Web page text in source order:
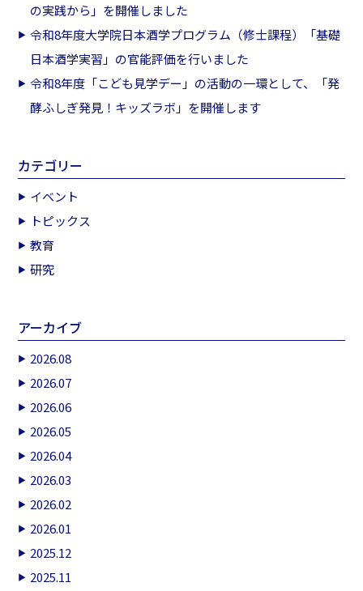
の実践から」を開催しました
令和8年度大学院日本酒学プログラム（修士課程）「基礎
日本酒学実習」の官能評価を行いました
令和8年度「こども見学デー」の活動の一環として、「発
酵ふしぎ発見！キッズラボ」を開催します
カテゴリー
イベント
トピックス
教育
研究
アーカイブ
2026.08
2026.07
2026.06
2026.05
2026.04
2026.03
2026.02
2026.01
2025.12
2025.11